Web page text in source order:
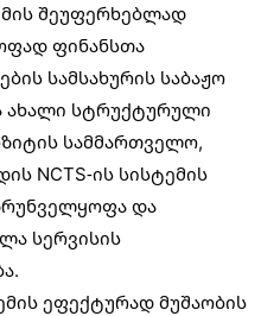
შეუფერხებლად
ფინანსთა
სამსახურის საბაჟო
ახალი სტრუქტურული
სამმართველო,
NCTS-ის სისტემის
და
სერვისის
ეფექტურად მუშაობის